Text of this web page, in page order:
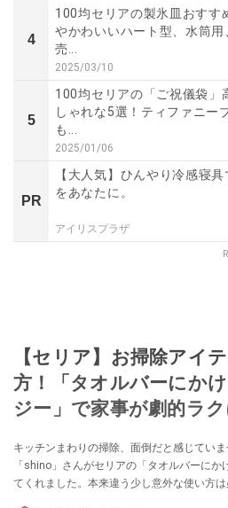
4
100均セリアの製氷皿おすす
やかわいいハート型、水筒
売...
2025/03/10
5
100均セリアの「ご祝儀袋」
しゃれな5選！ティファニー
も...
2025/01/06
PR
【大人気】ひんやり冷感寝
をあなたに。
アイリスプラザ
【セリア】お掃除アイ
方！「タオルバーにか
ジー」で家事が劇的ラ
キッチンまわりの掃除、面倒だと感じてい
「shino」さんがセリアの「タオルバーに
てくれました。本来違う少し意外な使い方は